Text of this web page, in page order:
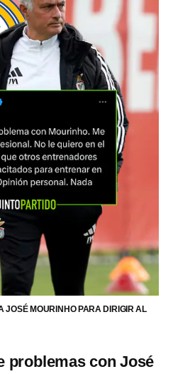
JOSÉ MOURINHO PARA DIRIGIR AL
problemas con José